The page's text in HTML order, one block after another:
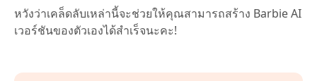
หวังว่าเคล็ดลับเหล่านี้จะช่วยให้คุณสามารถสร้าง Barbie AI
เวอร์ชันของตัวเองได้สำเร็จนะคะ!